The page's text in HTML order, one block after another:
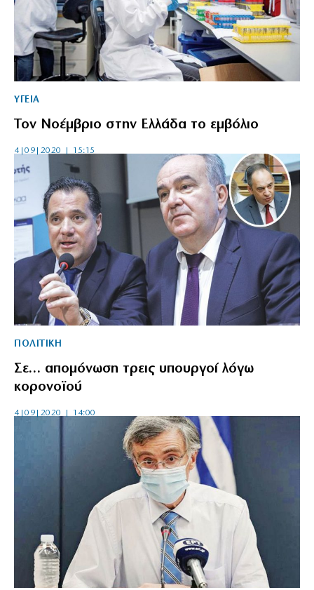
ΥΓΕΙΑ
Τον Νοέμβριο στην Ελλάδα το εμβόλιο
4|09|2020 | 15:15
ΠΟΛΙΤΙΚΗ
Σε… απομόνωση τρεις υπουργοί λόγω
κορονοϊού
4|09|2020 | 14:00